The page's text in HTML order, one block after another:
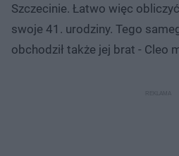
Szczecinie. Łatwo więc
swoje 41. urodziny. Tego
obchodził także jej brat - Cleo